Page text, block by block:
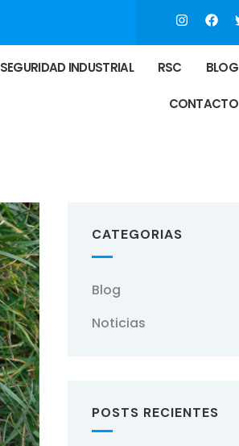
SEGURIDAD INDUSTRIAL RSC BLOG
CONTACTO
CATEGORIAS
Blog
Noticias
POSTS RECIENTES